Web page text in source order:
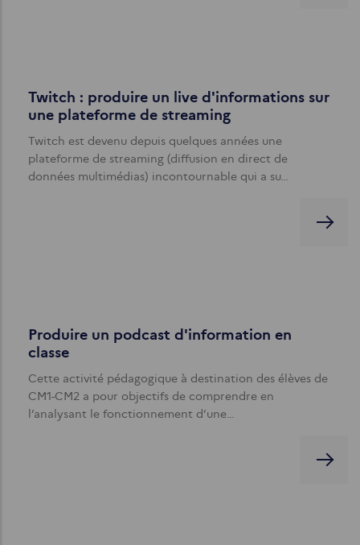
Twitch : produire un live d'informations sur
une plateforme de streaming
Twitch est devenu depuis quelques années une
plateforme de streaming (diffusion en direct de
données multimédias) incontournable qui a su…
Produire un podcast d'information en
classe
Cette activité pédagogique à destination des élèves de
CM1-CM2 a pour objectifs de comprendre en
l’analysant le fonctionnement d’une…